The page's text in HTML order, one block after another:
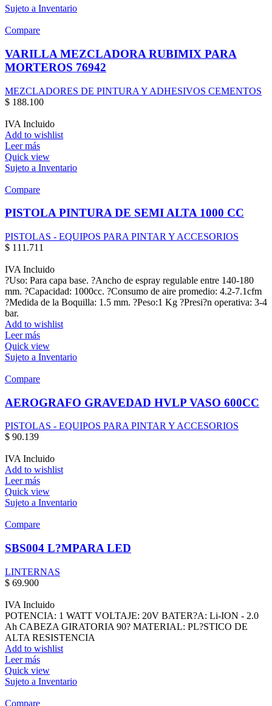
Sujeto a Inventario
Compare
VARILLA MEZCLADORA RUBIMIX PARA
MORTEROS 76942
MEZCLADORES DE PINTURA Y ADHESIVOS CEMENTOS
$ 188.100
IVA Incluido
Add to wishlist
Leer más
Quick view
Sujeto a Inventario
Compare
PISTOLA PINTURA DE SEMI ALTA 1000 CC
PISTOLAS - EQUIPOS PARA PINTAR Y ACCESORIOS
$ 111.711
IVA Incluido
?Uso: Para capa base. ?Ancho de espray regulable entre 140-180
mm. ?Capacidad: 1000cc. ?Consumo de aire promedio: 4.2-7.1cfm
?Medida de la Boquilla: 1.5 mm. ?Peso:1 Kg ?Presi?n operativa: 3-4
bar.
Add to wishlist
Leer más
Quick view
Sujeto a Inventario
Compare
AEROGRAFO GRAVEDAD HVLP VASO 600CC
PISTOLAS - EQUIPOS PARA PINTAR Y ACCESORIOS
$ 90.139
IVA Incluido
Add to wishlist
Leer más
Quick view
Sujeto a Inventario
Compare
SBS004 L?MPARA LED
LINTERNAS
$ 69.900
IVA Incluido
POTENCIA: 1 WATT VOLTAJE: 20V BATER?A: Li-ION - 2.0
Ah CABEZA GIRATORIA 90? MATERIAL: PL?STICO DE
ALTA RESISTENCIA
Add to wishlist
Leer más
Quick view
Sujeto a Inventario
Compare